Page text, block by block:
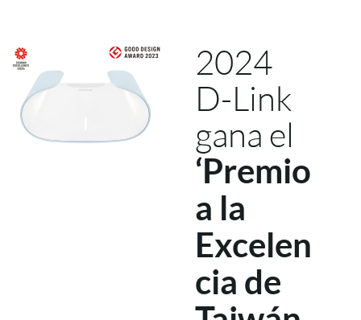
2024
D-Link
gana el
‘Premio
a la
Excelen
cia de